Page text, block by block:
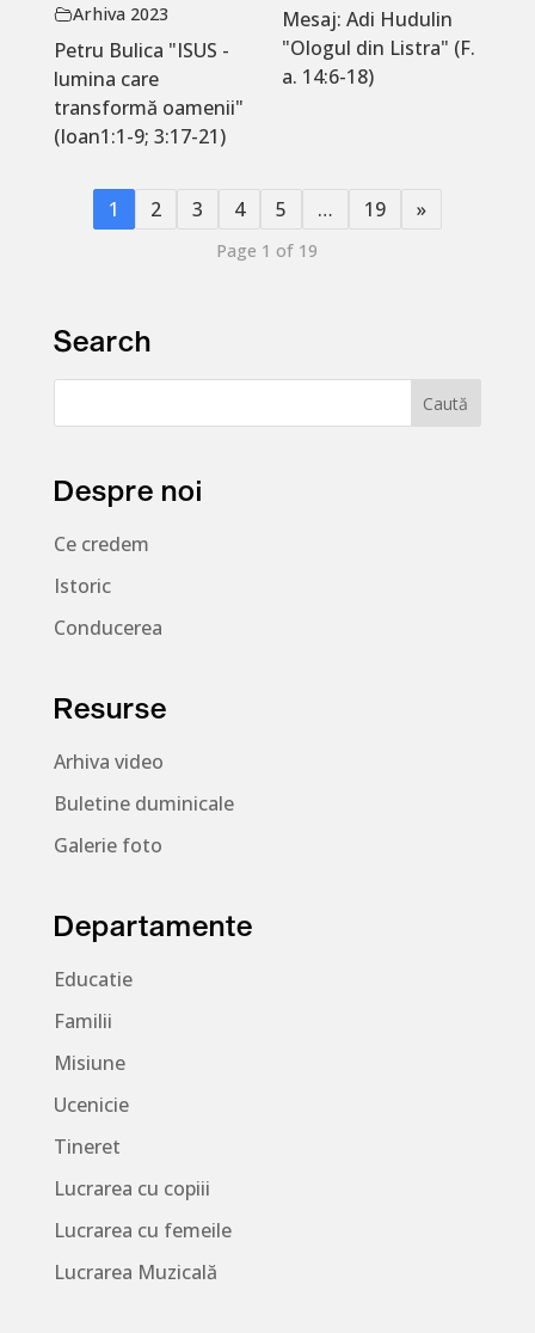
Arhiva 2023
Petru Bulica "ISUS -
lumina care
transformă oamenii"
(Ioan1:1-9; 3:17-21)
Mesaj: Adi Hudulin
"Ologul din Listra" (F.
a. 14:6-18)
1 2 3 4 5 … 19 »
Page 1 of 19
Search
Despre noi
Ce credem
Istoric
Conducerea
Resurse
Arhiva video
Buletine duminicale
Galerie foto
Departamente
Educatie
Familii
Misiune
Ucenicie
Tineret
Lucrarea cu copiii
Lucrarea cu femeile
Lucrarea Muzicală